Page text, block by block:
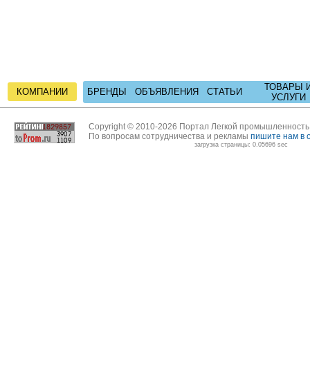
КОМПАНИИ БРЕНДЫ ОБЪЯВЛЕНИЯ СТАТЬИ
ТОВАРЫ
УСЛУГИ
Copyright © 2010-2026 Портал Легкой
По вопросам сотрудничества и рекламы пишите нам в
загрузка страницы: 0.05696 sec